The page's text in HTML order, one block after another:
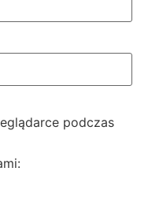
podczas